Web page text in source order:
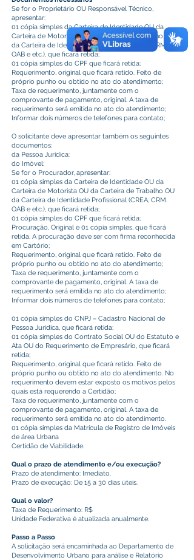
Se for o Proprietário OU Responsável Técnico,
apresentar:
01 cópia simples da Carteira de Identidade OU da
Carteira de Motorista OU da Carteira de Trabalho OU
da Carteira de Identidade Profissional (CREA, CRM.
OAB e etc.), que ficará retida;
01 cópia simples do CPF que ficará retida;
Requerimento, original que ficará retido. Feito de
próprio punho ou obtido no ato do atendimento;
Taxa de requerimento, juntamente com o
comprovante de pagamento, original. A taxa de
requerimento será emitida no ato do atendimento;
Informar dois números de telefones para contato;
O solicitante deve apresentar também os seguintes
documentos:
da Pessoa Jurídica:
do Imóvel:
Se for o Procurador, apresentar:
01 cópia simples da Carteira de Identidade OU da
Carteira de Motorista OU da Carteira de Trabalho OU
da Carteira de Identidade Profissional (CREA, CRM.
OAB e etc.), que ficará retida;
01 cópia simples do CPF que ficará retida;
Procuração, Original e 01 cópia simples, que ficará
retida. A procuração deve ser com firma reconhecida
em Cartório;
Requerimento, original que ficará retido. Feito de
próprio punho ou obtido no ato do atendimento;
Taxa de requerimento, juntamente com o
comprovante de pagamento, original. A taxa de
requerimento será emitida no ato do atendimento;
Informar dois números de telefones para contato;
01 cópia simples do CNPJ – Cadastro Nacional de
Pessoa Jurídica, que ficará retida;
01 cópia simples do Contrato Social OU do Estatuto e
Ata OU do Requerimento de Empresário, que ficará
retida;
Requerimento, original que ficará retido. Feito de
próprio punho ou obtido no ato do atendimento. No
requerimento devem estar exposto os motivos pelos
quais está requerendo a Certidão;
Taxa de requerimento, juntamente com o
comprovante de pagamento, original. A taxa de
requerimento será emitida no ato do atendimento.
01 cópia simples da Matrícula de Registro de Imóveis
de área Urbana
Certidão de Viabilidade.
Qual o prazo de atendimento e/ou execução?
Prazo de atendimento: Imediato.
Prazo de execução: De 15 a 30 dias úteis.
Qual o valor?
Taxa de Requerimento: R$
Unidade Federativa é atualizada anualmente.
Passo a Passo
A solicitação será encaminhada ao Departamento de
Desenvolvimento Urbano para análise e Relatório